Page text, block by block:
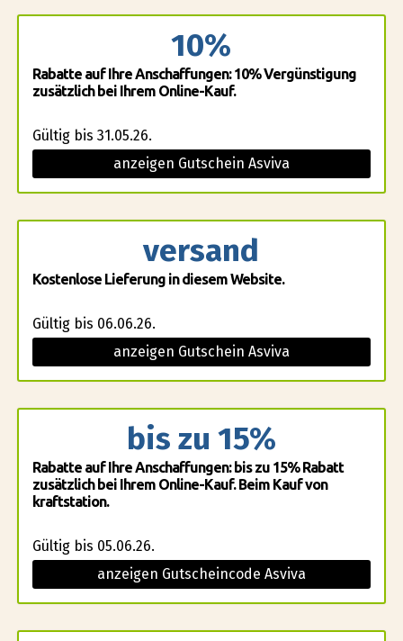
10%
Rabatte auf Ihre Anschaffungen: 10% Vergünstigung
zusätzlich bei Ihrem Online-Kauf.
Gültig bis 31.05.26.
anzeigen Gutschein Asviva
versand
Kostenlose Lieferung in diesem Website.
Gültig bis 06.06.26.
anzeigen Gutschein Asviva
bis zu 15%
Rabatte auf Ihre Anschaffungen: bis zu 15% Rabatt
zusätzlich bei Ihrem Online-Kauf. Beim Kauf von
kraftstation.
Gültig bis 05.06.26.
anzeigen Gutscheincode Asviva